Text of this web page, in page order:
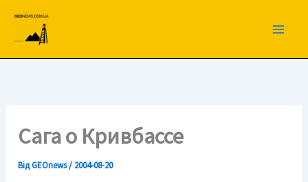
вмісту
Сага о Кривбассе
ВідGEOnews/ 2004-08-20